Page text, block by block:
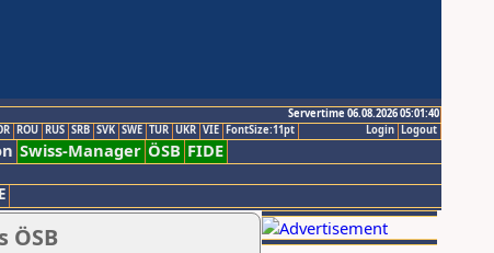
Servertime 06.08.2026 05:01:40
Logout
Login
ROU RUS SRB SVK SWE TUR UKR VIE FontSize:11pt
Swiss-Manager ÖSB FIDE
ÖSB